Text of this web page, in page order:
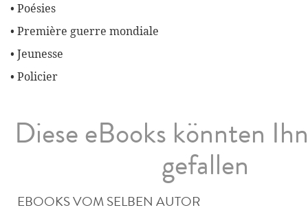
• Poésies
• Première guerre mondiale
• Jeunesse
• Policier
Diese eBooks könnten
gefallen
EBOOKS VOM SELBEN AUTOR